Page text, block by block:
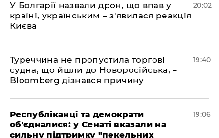
У Болгарії назвали дрон, що впав у
країні, українським – з'явилася реакція
Києва
20:02
Туреччина не пропустила торгові
судна, що йшли до Новоросійська, –
Bloomberg дізнався причину
19:40
Республіканці та демократи
об'єдналися: у Сенаті вказали на
сильну підтримку "пекельних
19:06